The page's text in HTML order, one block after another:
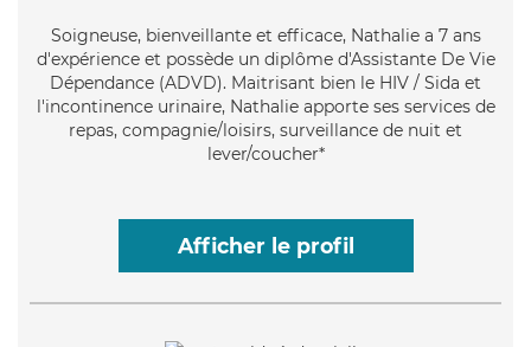
Soigneuse, bienveillante et efficace, Nathalie a 7 ans
d'expérience et possède un diplôme d'Assistante De Vie
Dépendance (ADVD). Maitrisant bien le HIV / Sida et
l'incontinence urinaire, Nathalie apporte ses services de
repas, compagnie/loisirs, surveillance de nuit et
lever/coucher*
Afficher le profil